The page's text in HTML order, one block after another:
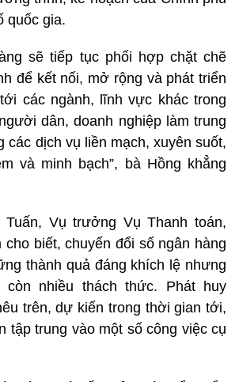
quốc gia.
sẽ tiếp tục phối hợp chặt chẽ
để kết nối, mở rộng và phát triển
các ngành, lĩnh vực khác trong
dân, doanh nghiệp làm trung
các dịch vụ liền mạch, xuyên suốt,
và minh bạch”, bà Hồng khẳng
Tuấn, Vụ trưởng Vụ Thanh toán,
cho biết, chuyển đổi số ngân hàng
thành quả đáng khích lệ nhưng
nhiều thách thức. Phát huy
trên, dự kiến trong thời gian tới,
tập trung vào một số công việc cụ